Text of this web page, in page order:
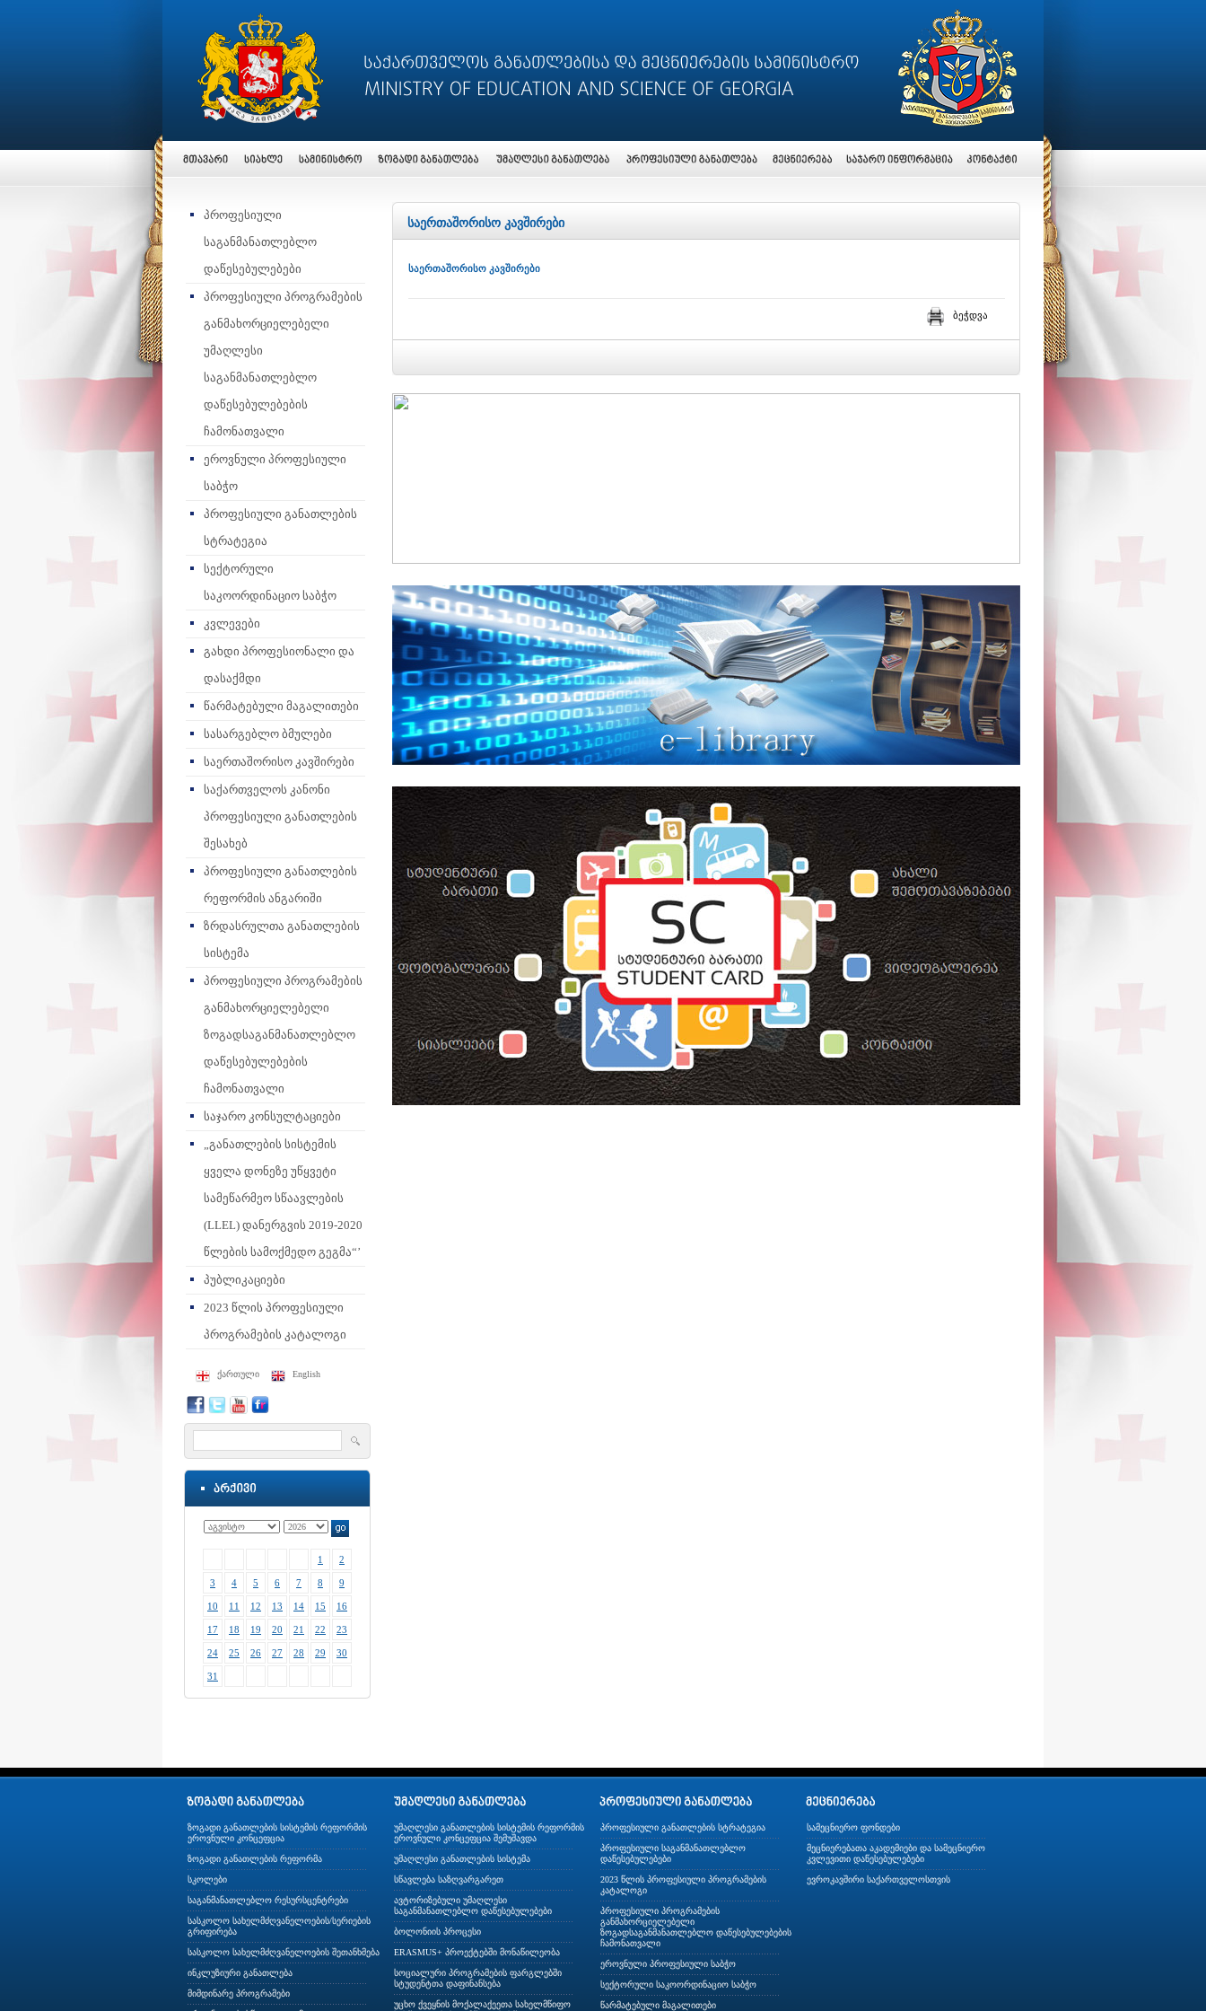
პროფესიული
საგანმანათლებლო
დაწესებულებები
პროფესიული პროგრამების
განმახორციელებელი
უმაღლესი
საგანმანათლებლო
დაწესებულებების
ჩამონათვალი
ეროვნული პროფესიული
საბჭო
პროფესიული განათლების
სტრატეგია
სექტორული
საკოორდინაციო საბჭო
კვლევები
გახდი პროფესიონალი და
დასაქმდი
წარმატებული მაგალითები
სასარგებლო ბმულები
საერთაშორისო კავშირები
საქართველოს კანონი
პროფესიული განათლების
შესახებ
პროფესიული განათლების
რეფორმის ანგარიში
ზრდასრულთა განათლების
სისტემა
პროფესიული პროგრამების
განმახორციელებელი
ზოგადსაგანმანათლებლო
დაწესებულებების
ჩამონათვალი
საჯარო კონსულტაციები
„განათლების სისტემის
ყველა დონეზე უწყვეტი
სამეწარმეო სწაავლების
(LLEL) დანერგვის 2019-2020
წლების სამოქმედო გეგმა“’
პუბლიკაციები
2023 წლის პროფესიული
პროგრამების კატალოგი
ქართული English
1 2
3 4 5 6 7 8 9
10 11 12 13 14 15 16
17 18 19 20 21 22 23
24 25 26 27 28 29 30
31
საერთაშორისო კავშირები
საერთაშორისო კავშირები
ბეჭდვა
ზოგადი განათლების სისტემის რეფორმის
ეროვნული კონცეფცია
ზოგადი განათლების რეფორმა
სკოლები
საგანმანათლებლო რესურსცენტრები
სასკოლო სახელმძღვანელოების/სერიების
გრიფირება
სასკოლო სახელმძღვანელოების შეთანხმება
ინკლუზიური განათლება
მიმდინარე პროგრამები
უმაღლესი განათლების სისტემის რეფორმის
ეროვნული კონცეფცია შემუშავდა
უმაღლესი განათლების სისტემა
სწავლება საზღვარგარეთ
ავტორიზებული უმაღლესი
საგანმანათლებლო დაწესებულებები
ბოლონიის პროცესი
ERASMUS+ პროექტებში მონაწილეობა
სოციალური პროგრამების ფარგლებში
სტუდენტთა დაფინანსება
უცხო ქვეყნის მოქალაქეეთა სახელმწიფო
პროფესიული განათლების სტრატეგია
პროფესიული საგანმანათლებლო
დაწესებულებები
2023 წლის პროფესიული პროგრამების
კატალოგი
პროფესიული პროგრამების
განმახორციელებელი
ზოგადსაგანმანათლებლო დაწესებულებების
ჩამონათვალი
ეროვნული პროფესიული საბჭო
სექტორული საკოორდინაციო საბჭო
წარმატებული მაგალითები
სამეცნიერო ფონდები
მეცნიერებათა აკადემიები და სამეცნიერო
კვლევითი დაწესებულებები
ევროკავშირი საქართველოსთვის